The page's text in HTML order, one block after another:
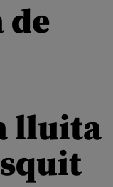
de
lluita